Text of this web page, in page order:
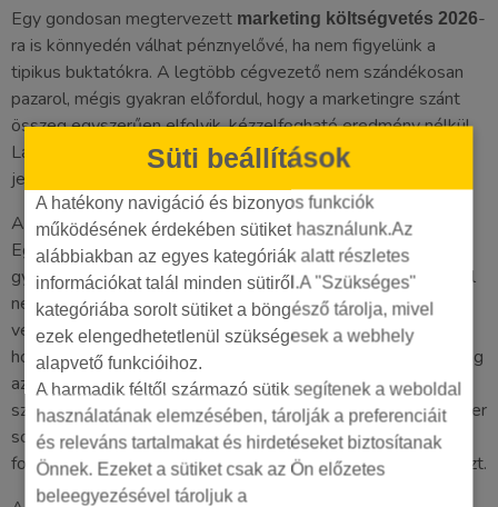
Süti beállítások
A hatékony navigáció és bizonyos funkciók
működésének érdekében sütiket használunk.Az
alábbiakban az egyes kategóriák alatt részletes
információkat talál minden sütiről.A "Szükséges"
kategóriába sorolt sütiket a böngésző tárolja, mivel
ezek elengedhetetlenül szükségesek a webhely
alapvető funkcióihoz.
A harmadik féltől származó sütik segítenek a weboldal
használatának elemzésében, tárolják a preferenciáit
és releváns tartalmakat és hirdetéseket biztosítanak
Önnek. Ezeket a sütiket csak az Ön előzetes
beleegyezésével tároljuk a
Egy gondosan megtervezett marketing költségvetés 2026-
ra is könnyedén válhat pénznyelővé, ha nem figyelünk a
tipikus buktatókra. A legtöbb cégvezető nem szándékosan
pazarol, mégis gyakran előfordul, hogy a marketingre szánt
összeg egyszerűen elfolyik, kézzelfogható eredmény nélkül.
Lássuk, melyek a leggyakoribb hibák, amelyek egyenes utat
jelentenek a pénzégetéshez.
A legnagyobb probléma az ad hoc, stratégia nélküli költés.
Egy hirtelen ötlettől vezérelt Facebook kampány vagy egy
gyors Google hirdetés megfelelő mérés és célkitűzés nélkül
nem befektetés, hanem szerencsejáték. Ugyanilyen
veszélyes a „túl kevés” büdzsé csapdája. Sokan gondolják,
hogy napi 1-2 ezer forinttal már csodát lehet tenni. A valóság
az, hogy a hirdetési platformok algoritmusainak adatra van
szükségük az optimalizáláshoz. Egy mikró-keretből a rendszer
sosem tanulja meg, kik a valódi vevői, így a kampány
folyamatosan a „tanulási fázisban” ragad, és csak viszi a pénzt.